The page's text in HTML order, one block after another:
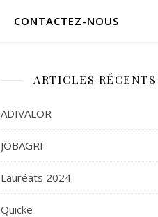
CONTACTEZ-NOUS
ARTICLES RÉCENTS
ADIVALOR
JOBAGRI
Lauréats 2024
Quicke